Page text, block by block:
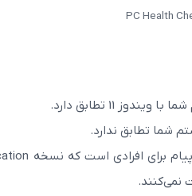
11 تطابق دارد.
شما تطابق ندارد.